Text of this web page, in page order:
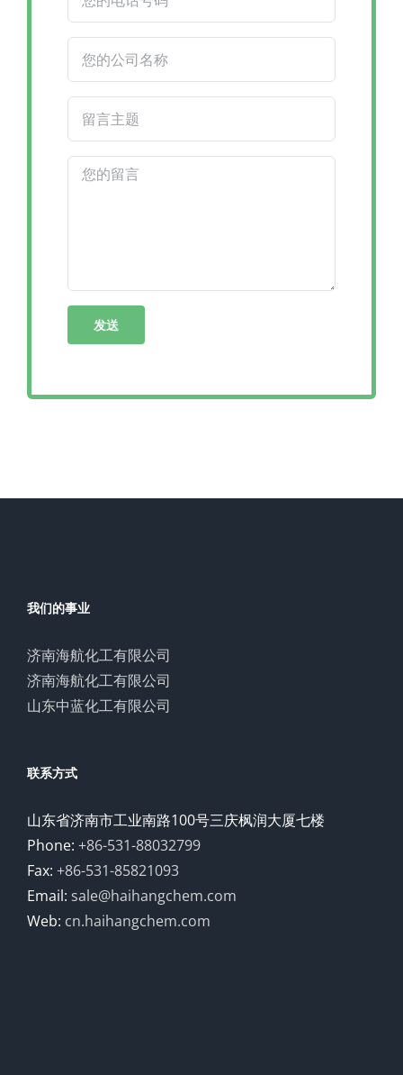
我们的事业
济南海航化工有限公司
济南海航化工有限公司
山东中蓝化工有限公司
联系方式
山东省济南市工业南路100号三庆枫润大厦七楼
Phone: +86-531-88032799
Fax: +86-531-85821093
Email: sale@haihangchem.com
Web: cn.haihangchem.com